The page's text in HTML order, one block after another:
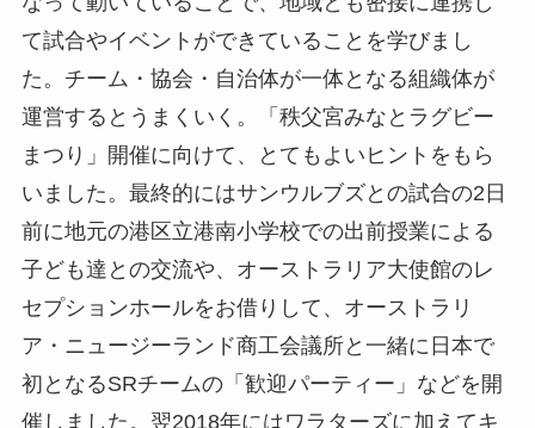
て試合やイベントができていることを学びまし
た。チーム・協会・自治体が一体となる組織体が
運営するとうまくいく。「秩父宮みなとラグビー
まつり」開催に向けて、とてもよいヒントをもら
いました。最終的にはサンウルブズとの試合の2日
前に地元の港区立港南小学校での出前授業による
子ども達との交流や、オーストラリア大使館のレ
セプションホールをお借りして、オーストラリ
ア・ニュージーランド商工会議所と一緒に日本で
初となるSRチームの「歓迎パーティー」などを開
催しました。翌2018年にはワラターズに加えてキ